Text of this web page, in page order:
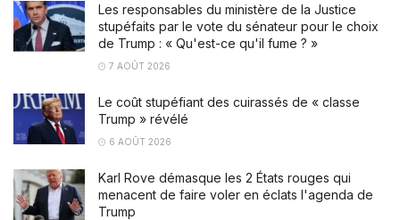
Les responsables du ministère de la Justice
stupéfaits par le vote du sénateur pour le choix
de Trump : « Qu'est-ce qu'il fume ? »
7 AOÛT 2026
Le coût stupéfiant des cuirassés de « classe
Trump » révélé
6 AOÛT 2026
Karl Rove démasque les 2 États rouges qui
menacent de faire voler en éclats l'agenda de
Trump